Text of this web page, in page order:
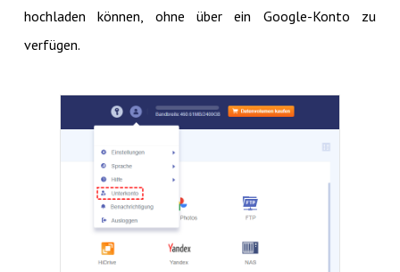
hochladen können, ohne über ein Google-Konto zu
verfügen.